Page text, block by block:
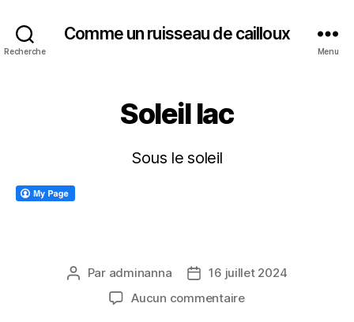
Recherche
Comme un ruisseau de cailloux
Menu
Soleil lac
Sous le soleil
Auteur
l’article
Par adminanna
Date16 juillet 2024
Aucun commentairesur